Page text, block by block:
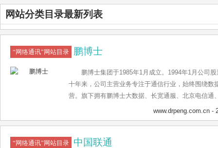
网站分类目录最新列表
“网络通讯”网站目录 鹏博士
鹏博士集团于1985年1月成立。1994年1月公司
十年来，公司主营业务专注于通信行业，始终围绕数
营。旗下拥有鹏博士大数据、长宽通服、北京电信通
企业，全球员工2.3万人，覆盖中国及北美210余个
客户提供服务。连续五年蝉联“互联网百强企业”榜单
通信服务、大数据中心、工业互联网、人工智能等领
www.drpeng.com.cn -
“网络通讯”网站目录 中国联通